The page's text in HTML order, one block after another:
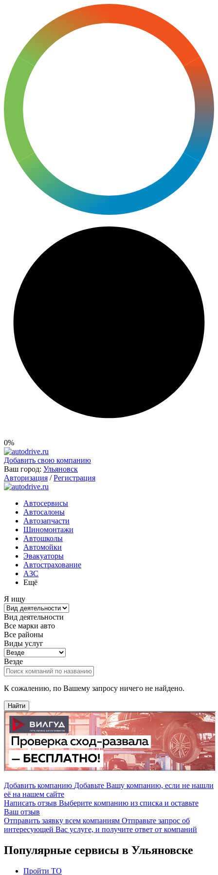
0%
Добавить свою компанию
Ваш город: Ульяновск
Авторизация / Регистрация
Автосервисы
Автосалоны
Автозапчасти
Шиномонтажи
Автошколы
Автомойки
Эвакуаторы
Автострахование
АЗС
Ещё
Я ищу
Вид деятельности
Все марки авто
Все районы
Виды услуг
Везде
К сожалению, по Вашему запросу ничего не найдено.
Найти
Добавить компанию Добавьте Вашу компанию, если не нашли
её на нашем сайте
Написать отзыв Выберите компанию из списка и оставьте
Ваш отзыв
Отправить заявку всем компаниям Отправьте запрос об
интересующей Вас услуге, и получите ответ от компаний
Популярные сервисы в Ульяновске
Пройти ТО